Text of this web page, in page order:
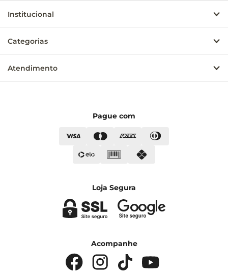
Institucional
Categorias
Atendimento
Pague com
Loja Segura
Acompanhe